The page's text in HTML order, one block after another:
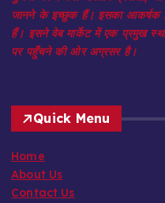
जानने के इच्छुक हैं। इसका आकर्षक
हैं। इसने वेब मार्केट में एक प्रमुख
पर पहुँचने की ओर अग्रसर है।
Quick Menu
Home
About Us
Contact Us